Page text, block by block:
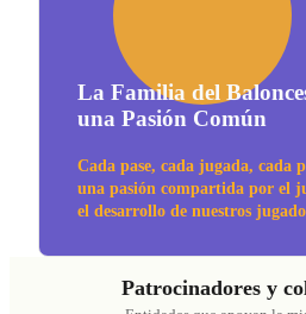
La Familia del
una Pasión Común
una pasión compartida por el
el desarrollo de nuestros
Patrocinadores y
Entidades que apoyan la